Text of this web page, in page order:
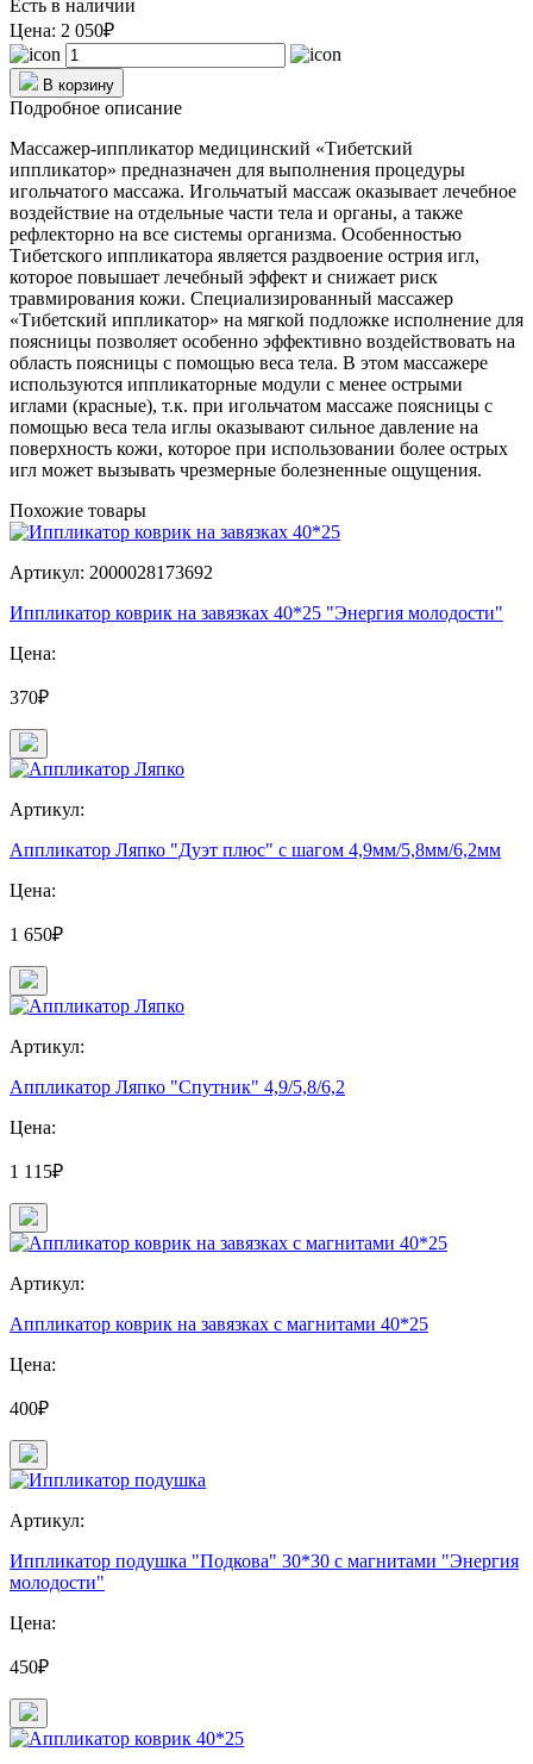
Есть в наличии
Цена: 2 050₽
В корзину
Подробное описание
Массажер-иппликатор медицинский «Тибетский
иппликатор» предназначен для выполнения процедуры
игольчатого массажа. Игольчатый массаж оказывает лечебное
воздействие на отдельные части тела и органы, а также
рефлекторно на все системы организма. Особенностью
Тибетского иппликатора является раздвоение острия игл,
которое повышает лечебный эффект и снижает риск
травмирования кожи. Специализированный массажер
«Тибетский иппликатор» на мягкой подложке исполнение для
поясницы позволяет особенно эффективно воздействовать на
область поясницы с помощью веса тела. В этом массажере
используются иппликаторные модули с менее острыми
иглами (красные), т.к. при игольчатом массаже поясницы с
помощью веса тела иглы оказывают сильное давление на
поверхность кожи, которое при использовании более острых
игл может вызывать чрезмерные болезненные ощущения.
Похожие товары
Артикул: 2000028173692
Иппликатор коврик на завязках 40*25 "Энергия молодости"
Цена:
370₽
Артикул:
Аппликатор Ляпко "Дуэт плюс" с шагом 4,9мм/5,8мм/6,2мм
Цена:
1 650₽
Артикул:
Аппликатор Ляпко "Спутник" 4,9/5,8/6,2
Цена:
1 115₽
Артикул:
Аппликатор коврик на завязках с магнитами 40*25
Цена:
400₽
Артикул:
Иппликатор подушка "Подкова" 30*30 с магнитами "Энергия
молодости"
Цена:
450₽